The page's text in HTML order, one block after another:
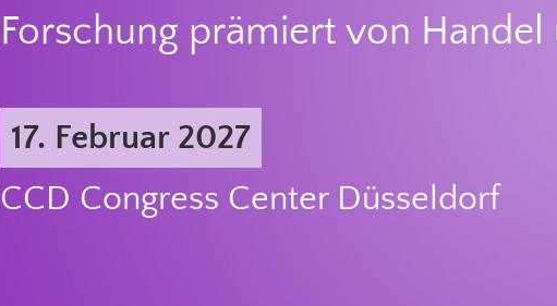
Forschung prämiert von
17. Februar 2027
CCD Congress Center Düsseldorf